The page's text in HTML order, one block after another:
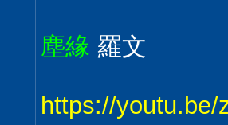
塵緣 羅文
https://youtu.be/